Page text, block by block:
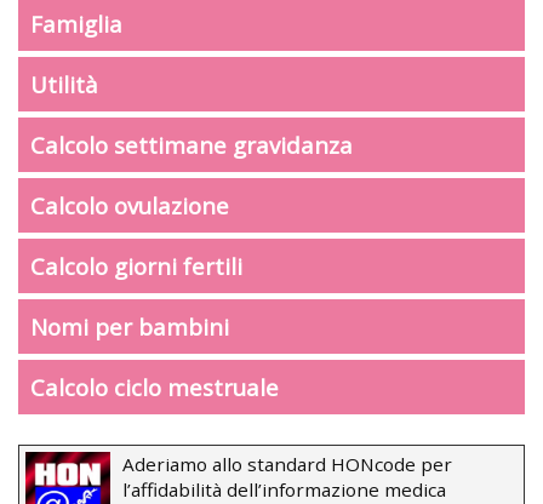
Famiglia
Utilità
Calcolo settimane gravidanza
Calcolo ovulazione
Calcolo giorni fertili
Nomi per bambini
Calcolo ciclo mestruale
Aderiamo allo standard HONcode per
l’affidabilità dell’informazione medica